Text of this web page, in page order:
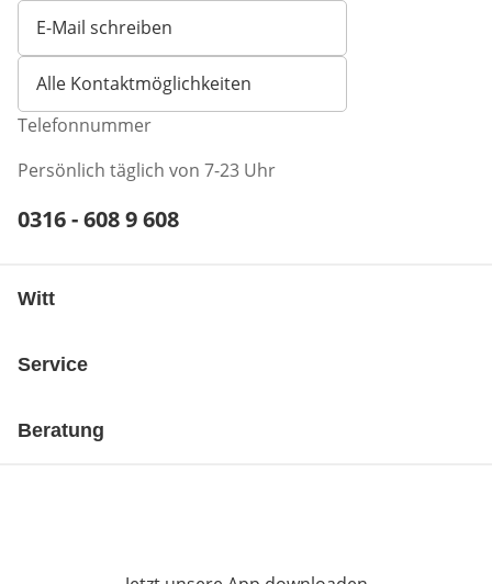
E-Mail schreiben
Öffnet E-Mail-Client
Alle Kontaktmöglichkeiten
Telefonnummer
Persönlich täglich von 7-23 Uhr
Telefonnummer:
0316 - 608 9 608
Witt
Service
Beratung